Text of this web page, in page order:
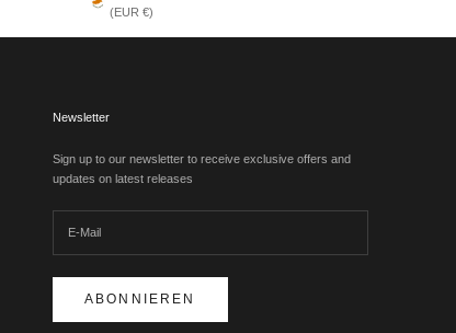
(EUR €)
Newsletter
Sign up to our newsletter to receive exclusive offers and
updates on latest releases
ABONNIEREN